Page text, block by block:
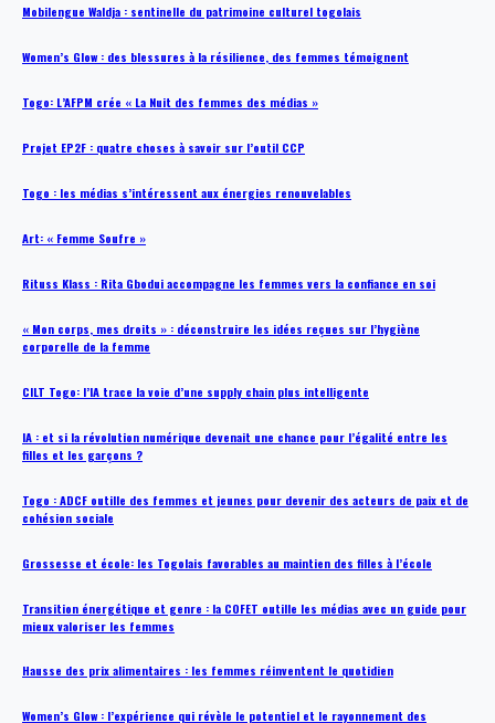
Mobilengue Waldja : sentinelle du patrimoine culturel togolais
Women’s Glow : des blessures à la résilience, des femmes témoignent
Togo: L’AFPM crée « La Nuit des femmes des médias »
Projet EP2F : quatre choses à savoir sur l’outil CCP
Togo : les médias s’intéressent aux énergies renouvelables
Art: « Femme Soufre »
Rituss Klass : Rita Gbodui accompagne les femmes vers la confiance en soi
« Mon corps, mes droits » : déconstruire les idées reçues sur l’hygiène
corporelle de la femme
CILT Togo: l’IA trace la voie d’une supply chain plus intelligente
IA : et si la révolution numérique devenait une chance pour l’égalité entre les
filles et les garçons ?
Togo : ADCF outille des femmes et jeunes pour devenir des acteurs de paix et de
cohésion sociale
Grossesse et école: les Togolais favorables au maintien des filles à l’école
Transition énergétique et genre : la COFET outille les médias avec un guide pour
mieux valoriser les femmes
Hausse des prix alimentaires : les femmes réinventent le quotidien
Women’s Glow : l’expérience qui révèle le potentiel et le rayonnement des